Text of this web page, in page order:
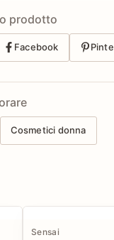
prodotto
Facebook
Cosmetici donna
Sensai